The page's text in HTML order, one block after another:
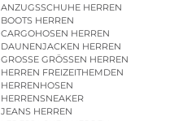
ANZUGSSCHUHE HERREN
BOOTS HERREN
CARGOHOSEN HERREN
DAUNENJACKEN HERREN
GROSSE GRÖSSEN HERREN
HERREN FREIZEITHEMDEN
HERRENHOSEN
HERRENSNEAKER
JEANS HERREN